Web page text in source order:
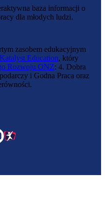
baza informacji o
dla młodych ludzi.
zasobem edukacyjnym
Education, który
Rozwoju ONZ: 4. Dobra
i Godna Praca oraz